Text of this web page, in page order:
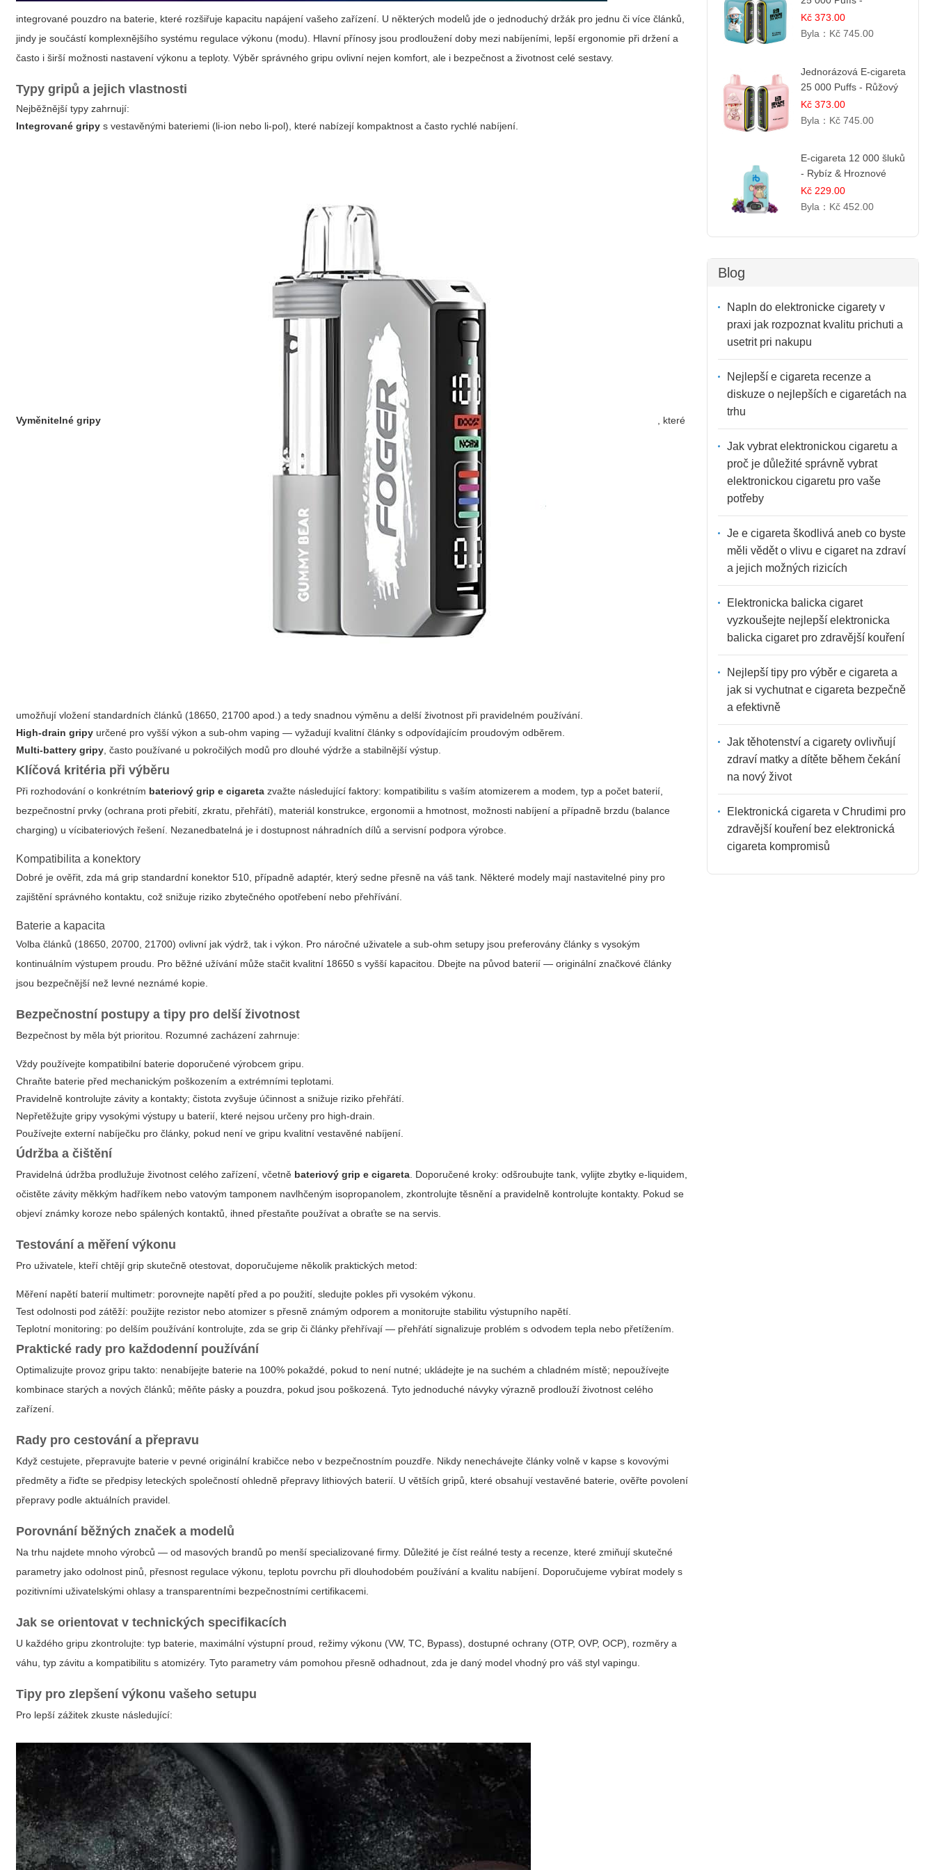
integrované pouzdro na baterie, které rozšiřuje kapacitu napájení vašeho zařízení. U některých modelů jde o jednoduchý držák pro jednu či více článků,
jindy je součástí komplexnějšího systému regulace výkonu (modu). Hlavní přínosy jsou prodloužení doby mezi nabíjeními, lepší ergonomie při držení a
často i širší možnosti nastavení výkonu a teploty. Výběr správného gripu ovlivní nejen komfort, ale i bezpečnost a životnost celé sestavy.
Typy gripů a jejich vlastnosti
Nejběžnější typy zahrnují:
Integrované gripy s vestavěnými bateriemi (li-ion nebo li-pol), které nabízejí kompaktnost a často rychlé nabíjení.
Vyměnitelné gripy , které
umožňují vložení standardních článků (18650, 21700 apod.) a tedy snadnou výměnu a delší životnost při pravidelném používání.
High-drain gripy určené pro vyšší výkon a sub-ohm vaping — vyžadují kvalitní články s odpovídajícím proudovým odběrem.
Multi-battery gripy , často používané u pokročilých modů pro dlouhé výdrže a stabilnější výstup.
Klíčová kritéria při výběru
Při rozhodování o konkrétním bateriový grip e cigareta zvažte následující faktory: kompatibilitu s vaším atomizerem a modem, typ a počet baterií,
bezpečnostní prvky (ochrana proti přebití, zkratu, přehřátí), materiál konstrukce, ergonomii a hmotnost, možnosti nabíjení a případně brzdu (balance
charging) u vícibateriových řešení. Nezanedbatelná je i dostupnost náhradních dílů a servisní podpora výrobce.
Kompatibilita a konektory
Dobré je ověřit, zda má grip standardní konektor 510, případně adaptér, který sedne přesně na váš tank. Některé modely mají nastavitelné piny pro
zajištění správného kontaktu, což snižuje riziko zbytečného opotřebení nebo přehřívání.
Baterie a kapacita
Volba článků (18650, 20700, 21700) ovlivní jak výdrž, tak i výkon. Pro náročné uživatele a sub-ohm setupy jsou preferovány články s vysokým
kontinuálním výstupem proudu. Pro běžné užívání může stačit kvalitní 18650 s vyšší kapacitou. Dbejte na původ baterií — originální značkové články
jsou bezpečnější než levné neznámé kopie.
Bezpečnostní postupy a tipy pro delší životnost
Bezpečnost by měla být prioritou. Rozumné zacházení zahrnuje:
Vždy používejte kompatibilní baterie doporučené výrobcem gripu.
Chraňte baterie před mechanickým poškozením a extrémními teplotami.
Pravidelně kontrolujte závity a kontakty; čistota zvyšuje účinnost a snižuje riziko přehřátí.
Nepřetěžujte gripy vysokými výstupy u baterií, které nejsou určeny pro high-drain.
Používejte externí nabíječku pro články, pokud není ve gripu kvalitní vestavěné nabíjení.
Údržba a čištění
Pravidelná údržba prodlužuje životnost celého zařízení, včetně bateriový grip e cigareta . Doporučené kroky: odšroubujte tank, vylijte zbytky e-liquidem,
očistěte závity měkkým hadříkem nebo vatovým tamponem navlhčeným isopropanolem, zkontrolujte těsnění a pravidelně kontrolujte kontakty. Pokud se
objeví známky koroze nebo spálených kontaktů, ihned přestaňte používat a obraťte se na servis.
Testování a měření výkonu
Pro uživatele, kteří chtějí grip skutečně otestovat, doporučujeme několik praktických metod:
Měření napětí baterií multimetr: porovnejte napětí před a po použití, sledujte pokles při vysokém výkonu.
Test odolnosti pod zátěží: použijte rezistor nebo atomizer s přesně známým odporem a monitorujte stabilitu výstupního napětí.
Teplotní monitoring: po delším používání kontrolujte, zda se grip či články přehřívají — přehřátí signalizuje problém s odvodem tepla nebo přetížením.
Praktické rady pro každodenní používání
Optimalizujte provoz gripu takto: nenabíjejte baterie na 100% pokaždé, pokud to není nutné; ukládejte je na suchém a chladném místě; nepoužívejte
kombinace starých a nových článků; měňte pásky a pouzdra, pokud jsou poškozená. Tyto jednoduché návyky výrazně prodlouží životnost celého
zařízení.
Rady pro cestování a přepravu
Když cestujete, přepravujte baterie v pevné originální krabičce nebo v bezpečnostním pouzdře. Nikdy nenechávejte články volně v kapse s kovovými
předměty a řiďte se předpisy leteckých společností ohledně přepravy lithiových baterií. U větších gripů, které obsahují vestavěné baterie, ověřte povolení
přepravy podle aktuálních pravidel.
Porovnání běžných značek a modelů
Na trhu najdete mnoho výrobců — od masových brandů po menší specializované firmy. Důležité je číst reálné testy a recenze, které zmiňují skutečné
parametry jako odolnost pinů, přesnost regulace výkonu, teplotu povrchu při dlouhodobém používání a kvalitu nabíjení. Doporučujeme vybírat modely s
pozitivními uživatelskými ohlasy a transparentními bezpečnostními certifikacemi.
Jak se orientovat v technických specifikacích
U každého gripu zkontrolujte: typ baterie, maximální výstupní proud, režimy výkonu (VW, TC, Bypass), dostupné ochrany (OTP, OVP, OCP), rozměry a
váhu, typ závitu a kompatibilitu s atomizéry. Tyto parametry vám pomohou přesně odhadnout, zda je daný model vhodný pro váš styl vapingu.
Tipy pro zlepšení výkonu vašeho setupu
Pro lepší zážitek zkuste následující:
Ostružina & Borůvka |
Lesní ovocná směs
Kč 373.00
Byla： Kč 745.00
Jednorázová E-cigareta
25 000 Puffs - Růžový
Citrón | Osvěžující
citrusová příchuť
Kč 373.00
Byla： Kč 745.00
E-cigareta 12 000 šluků
- Rybíz & Hroznové
Víno
Kč 229.00
Byla： Kč 452.00
Blog
Napln do elektronicke cigarety v
praxi jak rozpoznat kvalitu prichuti a
usetrit pri nakupu
Nejlepší e cigareta recenze a
diskuze o nejlepších e cigaretách na
trhu
Jak vybrat elektronickou cigaretu a
proč je důležité správně vybrat
elektronickou cigaretu pro vaše
potřeby
Je e cigareta škodlivá aneb co byste
měli vědět o vlivu e cigaret na zdraví
a jejich možných rizicích
Elektronicka balicka cigaret
vyzkoušejte nejlepší elektronicka
balicka cigaret pro zdravější kouření
Nejlepší tipy pro výběr e cigareta a
jak si vychutnat e cigareta bezpečně
a efektivně
Jak těhotenství a cigarety ovlivňují
zdraví matky a dítěte během čekání
na nový život
Elektronická cigareta v Chrudimi pro
zdravější kouření bez elektronická
cigareta kompromisů